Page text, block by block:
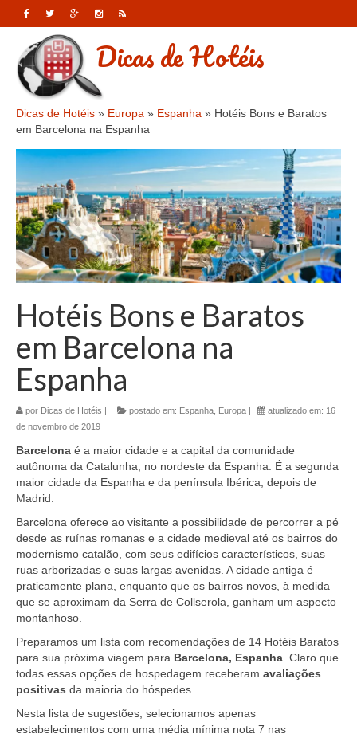
Dicas de Hotéis
Dicas de Hotéis » Europa » Espanha » Hotéis Bons e Baratos
em Barcelona na Espanha
Hotéis Bons e Baratos
em Barcelona na
Espanha
por Dicas de Hotéis postado em: Espanha Europa atualizado em: 16
de novembro de 2019
Barcelona é a maior cidade e a capital da comunidade
autônoma da Catalunha, no nordeste da Espanha. É a segunda
maior cidade da Espanha e da península Ibérica, depois de
Madrid.
Barcelona oferece ao visitante a possibilidade de percorrer a pé
desde as ruínas romanas e a cidade medieval até os bairros do
modernismo catalão, com seus edifícios característicos, suas
ruas arborizadas e suas largas avenidas. A cidade antiga é
praticamente plana, enquanto que os bairros novos, à medida
que se aproximam da Serra de Collserola, ganham um aspecto
montanhoso.
Preparamos um lista com recomendações de 14 Hotéis Baratos
para sua próxima viagem para Barcelona, Espanha. Claro que
todas essas opções de hospedagem receberam avaliações
positivas da maioria do hóspedes.
Nesta lista de sugestões, selecionamos apenas
estabelecimentos com uma média mínima nota 7 nas